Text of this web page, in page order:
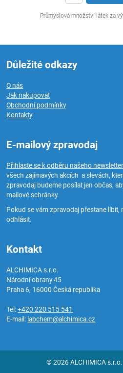
Průmyslová množství látek za
Důležité odkazy
O nás
Jak nakupovat
Obchodní podmínky
Kontakty
E-mailový zpravodaj
Přihlaste se k odběru našeho
všech zajímavých akcích a slevách,
zpravodaj budeme posílat jen občas,
mailové schránky.
Pokud se vám zpravodaj přestane líbit,
odhlásit.
Kontakt
ALCHIMICA s.r.o.
Národní obrany 45
Praha 6, 16000Česká republika
Tel:+420 220 515 541
E-mail: labchem@alchimica.cz
© 2026 ALCHIMICA s.r.o.